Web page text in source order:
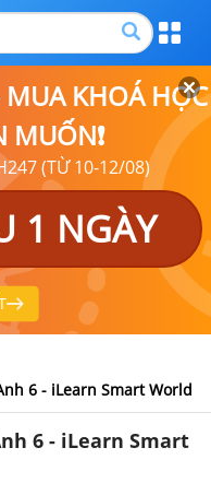
MUA KHOÁ HỌC
(TỪ 10-12/08)
1 NGÀY
6 - iLearn Smart World
6 - iLearn Smart